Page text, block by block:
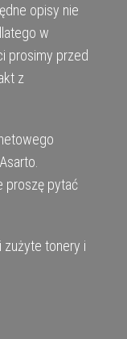
opisy nie
w
prosimy przed
z
proszę pytać
zużyte tonery i